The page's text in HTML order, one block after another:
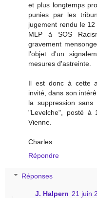
et plus longtemps
punies par les
jugement rendu le
MLP à SOS
gravement
l'objet d'un
mesures d'astreinte.
Il est donc à cette
invité, dans son
la suppression
"Levelche", posté
Vienne.
Charles
Répondre
Réponses
J. Halpern 21 juin